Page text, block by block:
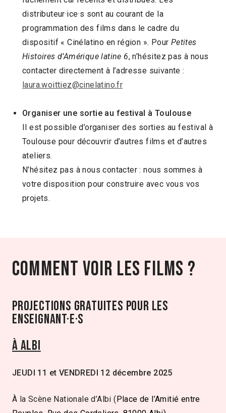
distributeur·ice·s sont au courant de la
programmation des films dans le cadre du
dispositif « Cinélatino en région ». Pour Petites
Histoires d’Amérique latine 6, n’hésitez pas à nous
contacter directement à l’adresse suivante :
laura.woittiez@cinelatino.fr
Organiser une sortie au festival à Toulouse
Il est possible d’organiser des sorties au festival à
Toulouse pour découvrir d’autres films et d’autres
ateliers.
N’hésitez pas à nous contacter : nous sommes à
votre disposition pour construire avec vous vos
projets.
Comment voir les films ?
PROJECTIONS GRATUITES POUR LES
ENSEIGNANT·E·S
À Albi
JEUDI 11 et VENDREDI 12 décembre 2025
À la Scène Nationale d’Albi (Place de l’Amitié entre